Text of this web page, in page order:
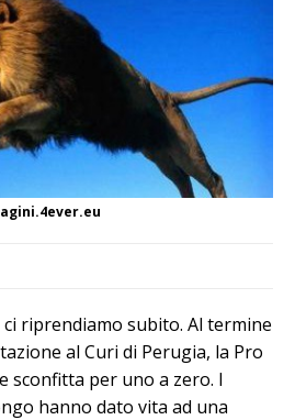
riprendiamo subito. Al termine
al Curi di Perugia, la Pro
sconfitta per uno a zero. I
hanno dato vita ad una